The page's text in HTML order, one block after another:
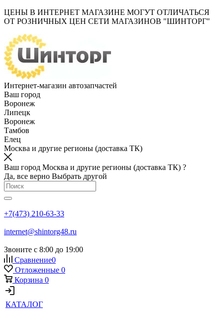
ЦЕНЫ В ИНТЕРНЕТ МАГАЗИНЕ МОГУТ ОТЛИЧАТЬСЯ
ОТ РОЗНИЧНЫХ ЦЕН СЕТИ МАГАЗИНОВ "ШИНТОРГ"
Интернет-магазин автозапчастей
Ваш город
Воронеж
Липецк
Воронеж
Тамбов
Елец
Москва и другие регионы (доставка ТК)
Ваш город Москва и другие регионы (доставка ТК) ?
Да, все верно Выбрать другой
+7(473) 210-63-33
internet@shintorg48.ru
Звоните с 8:00 до 19:00
Сравнение0
Отложенные 0
Корзина 0
КАТАЛОГ